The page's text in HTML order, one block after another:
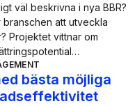
väl beskrivna i nya BBR?
att utveckla
Projektet vittnar om
bästa möjliga